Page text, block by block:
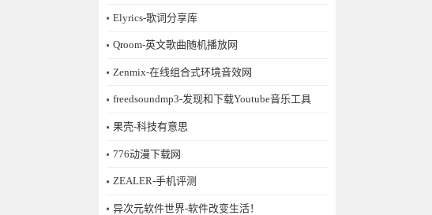
Elyrics-歌词分享库
Qroom-英文歌曲随机播放网
Zenmix-在线组合式环境音效网
freedsoundmp3-发现和下载Youtube音乐工具
果壳-科技有意思
776动漫下载网
ZEALER-手机评测
异次元软件世界-软件改变生活！